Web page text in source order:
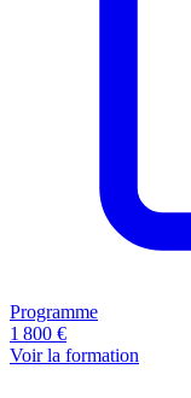
Programme
1 800 €
Voir la formation